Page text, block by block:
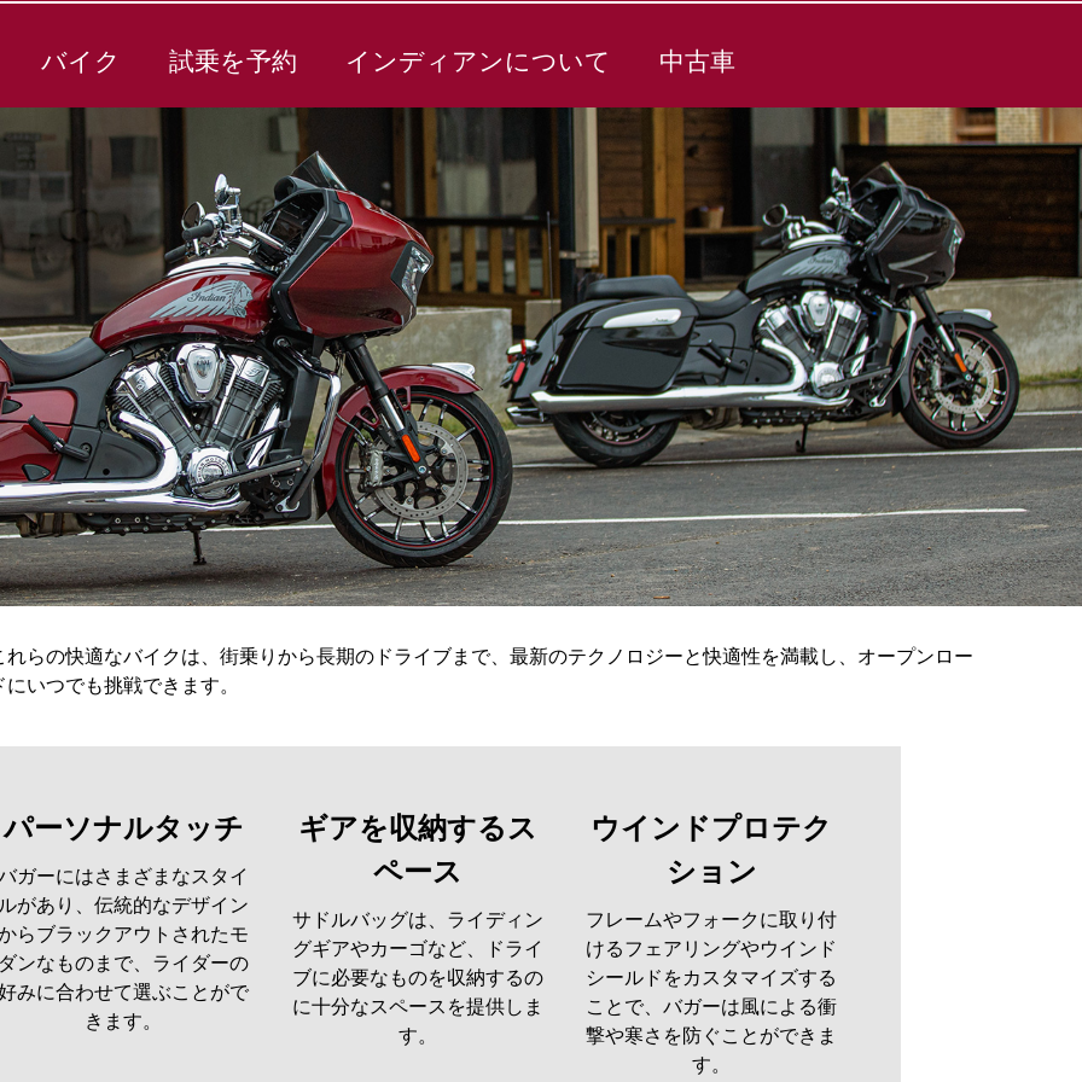
バイク 試乗を予約 インディアンについて 中古車
れらの快適なバイクは、街乗りから長期のドライブまで、最新のテクノロジーと快適性を満載し、オープンロー
にいつでも挑戦できます。
パーソナルタッチ
ガーにはさまざまなスタイ
があり、伝統的なデザイン
らブラックアウトされたモ
ンなものまで、ライダーの
みに合わせて選ぶことがで
きます。
ギアを収納するス
ペース
サドルバッグは、ライディン
グギアやカーゴなど、ドライ
ブに必要なものを収納するの
に十分なスペースを提供しま
す。
ウインドプロテク
ション
フレームやフォークに取り付
けるフェアリングやウインド
シールドをカスタマイズする
ことで、バガーは風による衝
撃や寒さを防ぐことができま
す。